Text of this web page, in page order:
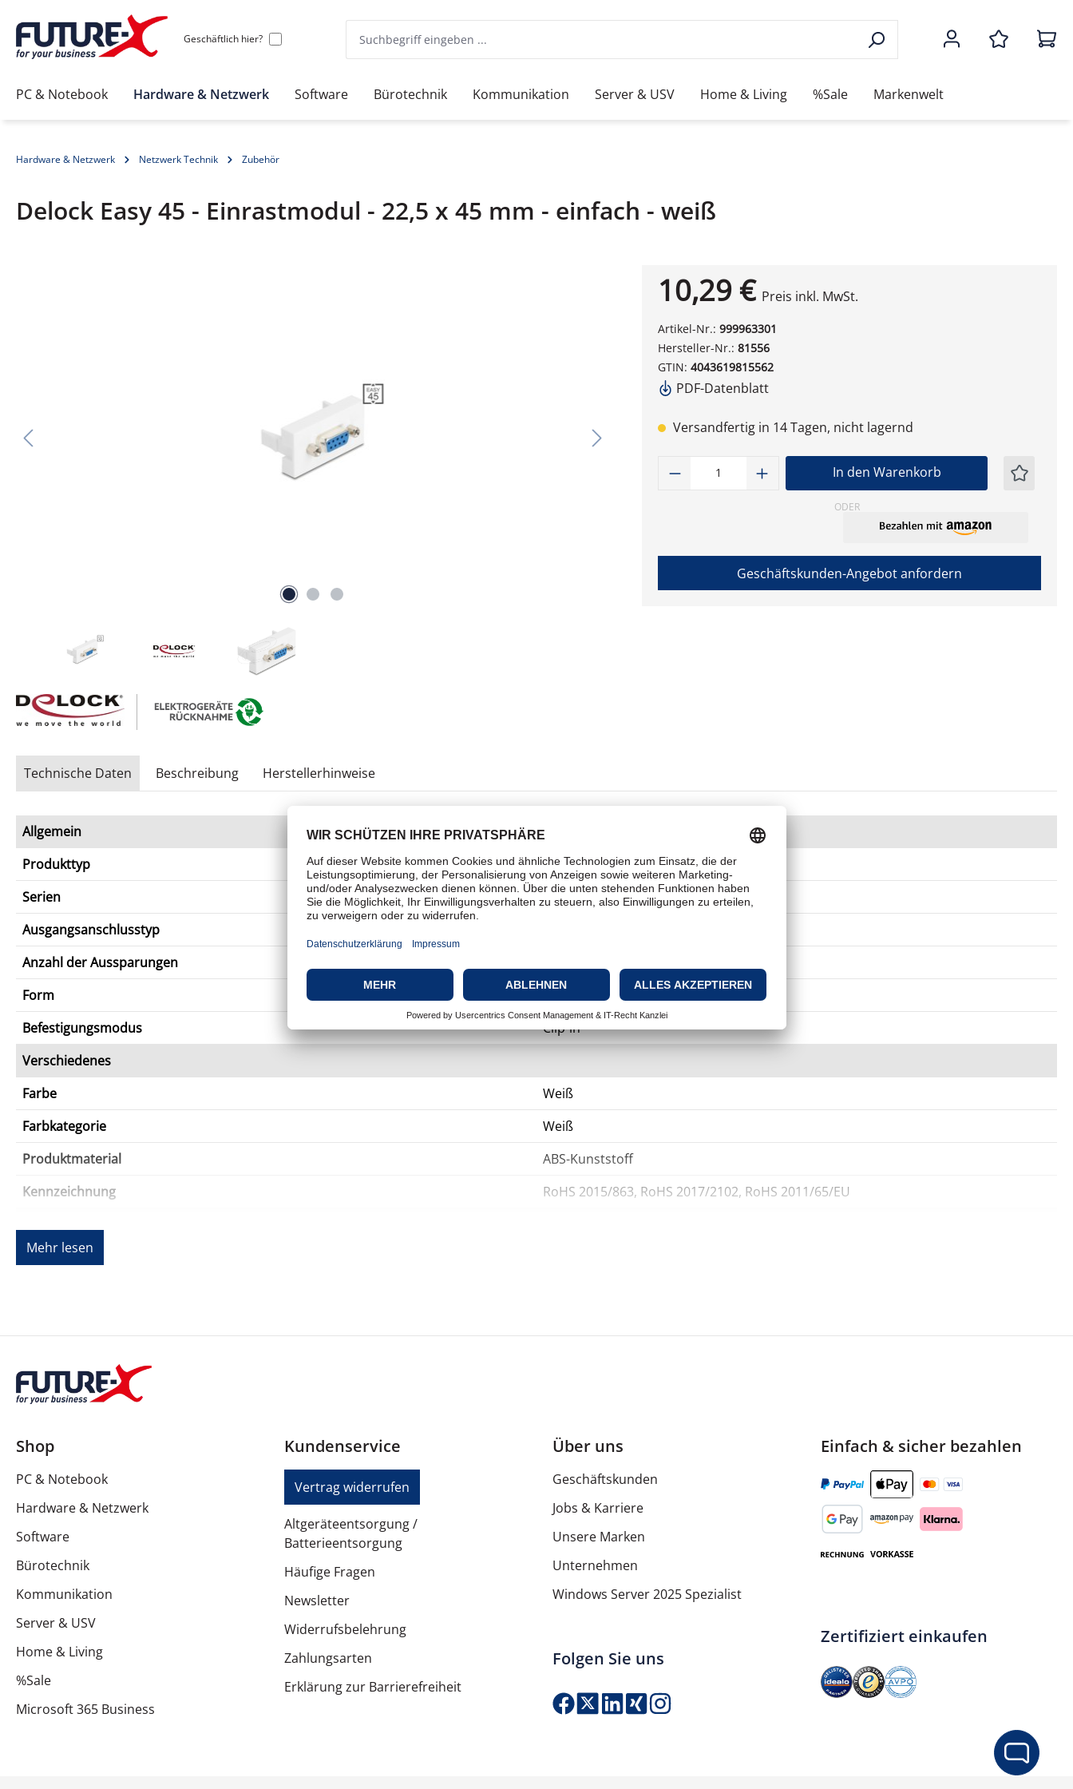
Geschäftlich hier?
PC & Notebook Hardware & Netzwerk Software Bürotechnik Kommunikation Server & USV Home & Living %Sale Markenwelt
Hardware & Netzwerk Netzwerk Technik Zubehör
Delock Easy 45 - Einrastmodul - 22,5 x 45 mm - einfach - weiß
10,29 € Preis inkl. MwSt.
Artikel-Nr.: 999963301
Hersteller-Nr.: 81556
GTIN: 4043619815562
PDF-Datenblatt
Versandfertig in 14 Tagen, nicht lagernd
Produkt Anzahl: Gib den gewünschten Wert
In den Warenkorb
ODER
Geschäftskunden-Angebot anfordern
Technische Daten Beschreibung Herstellerhinweise
Allgemein
Produkttyp
Einrastmodul
Serien
Easy 45
Ausgangsanschlusstyp
Anzahl der Aussparungen
Form
Rechteckig
Befestigungsmodus
Clip-in
Verschiedenes
Farbe
Weiß
Farbkategorie
Weiß
Produktmaterial
ABS-Kunststoff
Kennzeichnung
RoHS 2015/863, RoHS 2017/2102, RoHS 2011/65/EU
Breite
Mehr lesen
Produkt Anzahl: Gib den gewünschten Wert ein oder
Shop
PC & Notebook
Hardware & Netzwerk
Software
Bürotechnik
Kommunikation
Server & USV
Home & Living
%Sale
Microsoft 365 Business
Kundenservice
Vertrag widerrufen
Altgeräteentsorgung /
Batterieentsorgung
Häufige Fragen
Newsletter
Widerrufsbelehrung
Zahlungsarten
Erklärung zur Barrierefreiheit
Über uns
Geschäftskunden
Jobs & Karriere
Unsere Marken
Unternehmen
Windows Server 2025 Spezialist
Folgen Sie uns
Einfach & sicher bezahlen
Zertifiziert einkaufen